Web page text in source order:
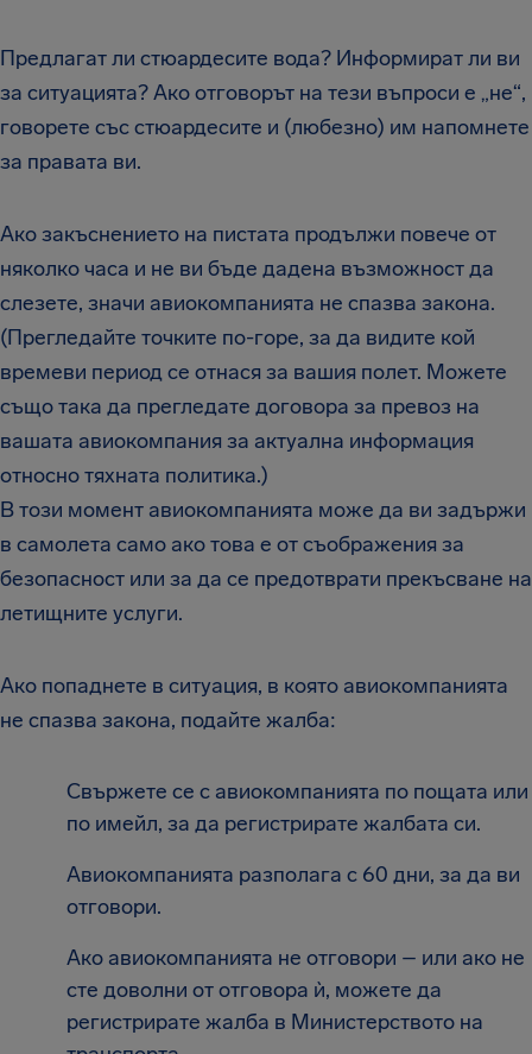
Предлагат ли стюардесите вода? Информират ли ви
за ситуацията? Ако отговорът на тези въпроси е „не“,
говорете със стюардесите и (любезно) им напомнете
за правата ви.
Ако закъснението на пистата продължи повече от
няколко часа и не ви бъде дадена възможност да
слезете, значи авиокомпанията не спазва закона.
(Прегледайте точките по-горе, за да видите кой
времеви период се отнася за вашия полет. Можете
също така да прегледате договора за превоз на
вашата авиокомпания за актуална информация
относно тяхната политика.)
В този момент авиокомпанията може да ви задържи
в самолета само ако това е от съображения за
безопасност или за да се предотврати прекъсване на
летищните услуги.
Ако попаднете в ситуация, в която авиокомпанията
не спазва закона, подайте жалба:
Свържете се с авиокомпанията по пощата или
по имейл, за да регистрирате жалбата си.
Авиокомпанията разполага с 60 дни, за да ви
отговори.
Ако авиокомпанията не отговори – или ако не
сте доволни от отговора ѝ, можете да
регистрирате жалба в Министерството на